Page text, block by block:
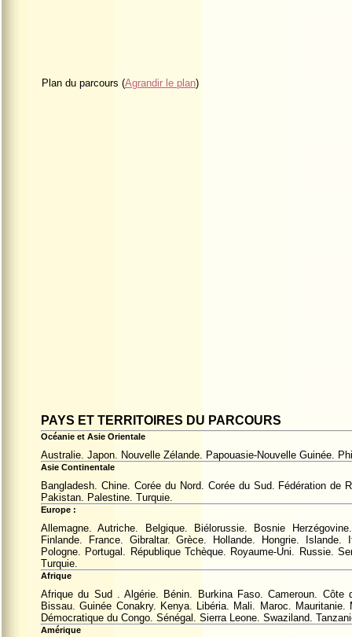
Plan du parcours (Agrandir le plan)
PAYS ET TERRITOIRES DU PARCOURS
Océanie et Asie Orientale
Australie. Japon. Nouvelle Zélande. Papouasie-Nouvelle Guinée.
Asie Continentale
Bangladesh. Chine. Corée du Nord. Corée du Sud. Fédération de
Pakistan. Palestine. Turquie.
Europe :
Allemagne. Autriche. Belgique. Biélorussie. Bosnie
Finlande. France. Gibraltar. Grèce. Hollande. Hongrie. Islande.
Pologne. Portugal. République Tchèque. Royaume-Uni. Russie.
Turquie.
Afrique
Afrique du Sud . Algérie. Bénin. Burkina Faso. Cameroun. Côte
Bissau. Guinée Conakry. Kenya. Libéria. Mali. Maroc. Mauritanie.
Démocratique du Congo. Sénégal. Sierra Leone. Swaziland.
Amérique